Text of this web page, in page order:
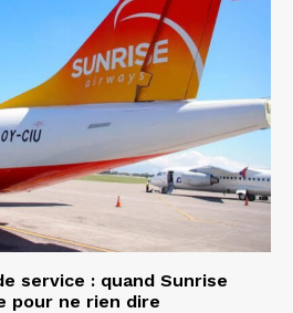
service : quand Sunrise
pour ne rien dire